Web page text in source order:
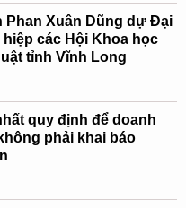
Phan Xuân Dũng dự Đại
hiệp các Hội Khoa học
tỉnh Vĩnh Long
quy định để doanh
phải khai báo